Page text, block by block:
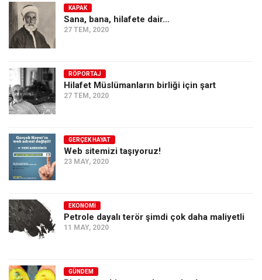
KAPAK
Sana, bana, hilafete dair…
27 TEM, 2020
RÖPORTAJ
Hilafet Müslümanların birliği için şart
27 TEM, 2020
GERÇEK HAYAT
Web sitemizi taşıyoruz!
23 MAY, 2020
EKONOMI
Petrole dayalı terör şimdi çok daha maliyetli
11 MAY, 2020
GÜNDEM